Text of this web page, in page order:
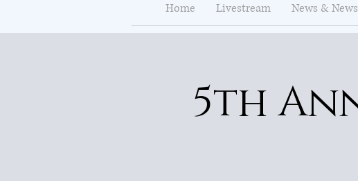
Home Livestream News &
5th